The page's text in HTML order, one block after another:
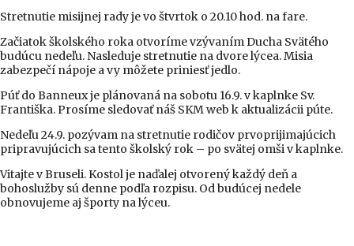
Stretnutie misijnej rady je vo štvrtok o 20.10 hod. na fare.
Začiatok školského roka otvoríme vzývaním Ducha Svätého
budúcu nedeľu. Nasleduje stretnutie na dvore lýcea. Misia
zabezpečí nápoje a vy môžete priniesť jedlo.
Púť do Banneux je plánovaná na sobotu 16.9. v kaplnke Sv.
Františka. Prosíme sledovať náš SKM web k aktualizácii púte.
Nedeľu 24.9. pozývam na stretnutie rodičov prvoprijimajúcich
pripravujúcich sa tento školský rok – po svätej omši v kaplnke.
Vitajte v Bruseli. Kostol je naďalej otvorený každý deň a
bohoslužby sú denne podľa rozpisu. Od budúcej nedele
obnovujeme aj športy na lýceu.